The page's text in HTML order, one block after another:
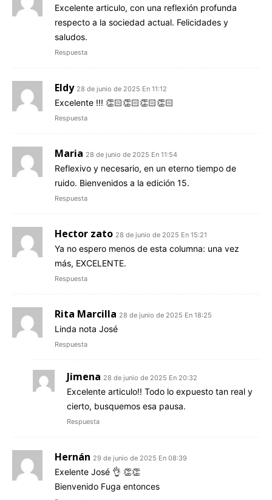
Excelente articulo, con una reflexión profunda
respecto a la sociedad actual. Felicidades y
saludos.
Respuesta
Eldy 28 de junio de 2025 En 11:12
Excelente !!! 👏🏻👏🏻👏🏻👏🏻
Respuesta
Maria 28 de junio de 2025 En 11:54
Reflexivo y necesario, en un eterno tiempo de
ruido. Bienvenidos a la edición 15.
Respuesta
Hector zato 28 de junio de 2025 En 15:21
Ya no espero menos de esta columna: una vez
más, EXCELENTE.
Respuesta
Rita Marcilla 28 de junio de 2025 En 18:25
Linda nota José
Respuesta
Jimena 28 de junio de 2025 En 20:32
Excelente articulo!! Todo lo expuesto tan real y
cierto, busquemos esa pausa.
Respuesta
Hernán 29 de junio de 2025 En 08:39
Exelente José 👌 👏👏
Bienvenido Fuga entonces